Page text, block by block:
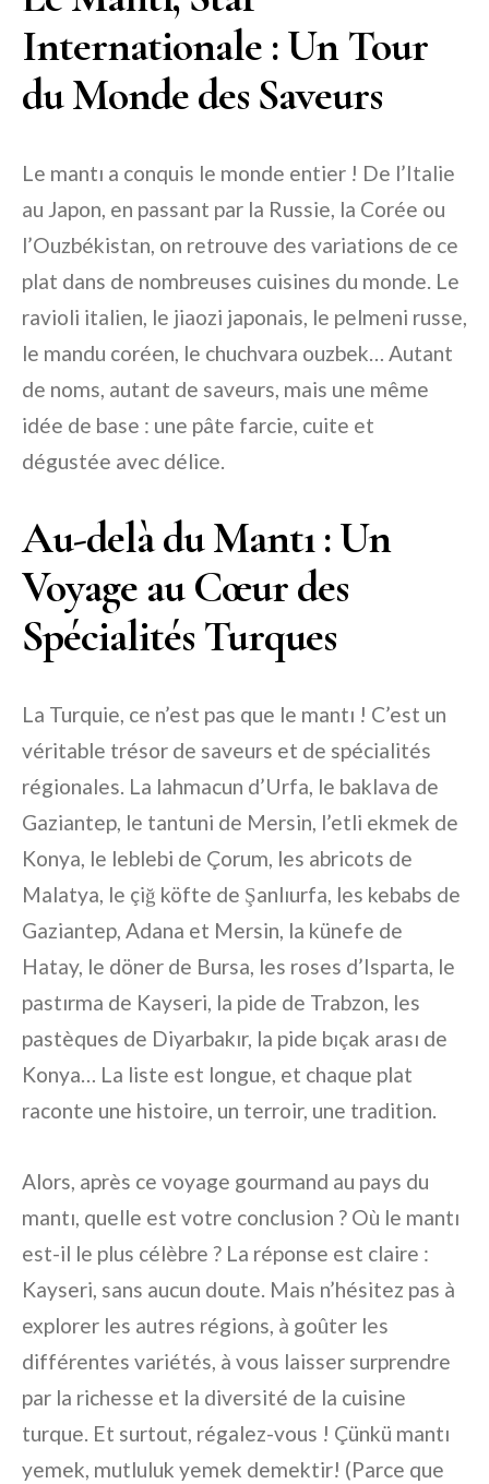
Internationale : Un Tour
du Monde des Saveurs
Le mantı a conquis le monde entier ! De l’Italie
au Japon, en passant par la Russie, la Corée ou
l’Ouzbékistan, on retrouve des variations de ce
plat dans de nombreuses cuisines du monde. Le
ravioli italien, le jiaozi japonais, le pelmeni russe,
le mandu coréen, le chuchvara ouzbek… Autant
de noms, autant de saveurs, mais une même
idée de base : une pâte farcie, cuite et
dégustée avec délice.
Au-delà du Mantı : Un
Voyage au Cœur des
Spécialités Turques
La Turquie, ce n’est pas que le mantı ! C’est un
véritable trésor de saveurs et de spécialités
régionales. La lahmacun d’Urfa, le baklava de
Gaziantep, le tantuni de Mersin, l’etli ekmek de
Konya, le leblebi de Çorum, les abricots de
Malatya, le çiğ köfte de Şanlıurfa, les kebabs de
Gaziantep, Adana et Mersin, la künefe de
Hatay, le döner de Bursa, les roses d’Isparta, le
pastırma de Kayseri, la pide de Trabzon, les
pastèques de Diyarbakır, la pide bıçak arası de
Konya… La liste est longue, et chaque plat
raconte une histoire, un terroir, une tradition.
Alors, après ce voyage gourmand au pays du
mantı, quelle est votre conclusion ? Où le mantı
est-il le plus célèbre ? La réponse est claire :
Kayseri, sans aucun doute. Mais n’hésitez pas à
explorer les autres régions, à goûter les
différentes variétés, à vous laisser surprendre
par la richesse et la diversité de la cuisine
turque. Et surtout, régalez-vous ! Çünkü mantı
yemek, mutluluk yemek demektir! (Parce que